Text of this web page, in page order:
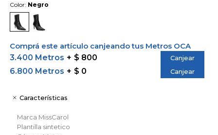
Color: Negro
Comprá este artículo canjeando tus Metros OCA
3.400 Metros
$ 800 Canjear
6.800 Metros $ 0 Canjear
Características
Marca MissCarol
Plantilla sintetico